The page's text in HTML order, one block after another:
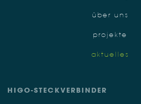
über uns
projekte
aktuelles
HIGO-STECKVERBINDER